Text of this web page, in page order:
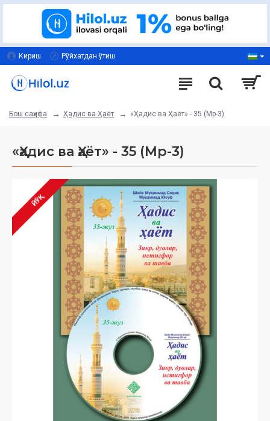
Кириш Рўйхатдан ўтиш
Бош саҳифа Ҳадис ва Ҳаёт «Ҳадис ва Ҳаёт» - 35 (Мp-3)
«Ҳадис ва Ҳаёт» - 35 (Мp-3)
ЙЎҚ